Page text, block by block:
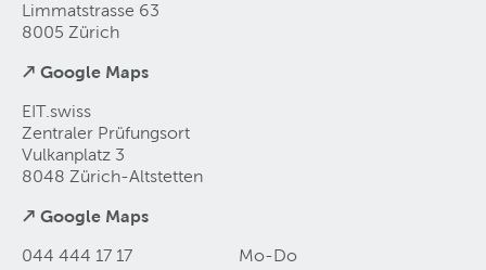
Limmatstrasse 63
8005 Zürich
↗ Google Maps
EIT.swiss
Zentraler Prüfungsort
Vulkanplatz 3
8048 Zürich-Altstetten
↗ Google Maps
044 444 17 17
Mo-Do